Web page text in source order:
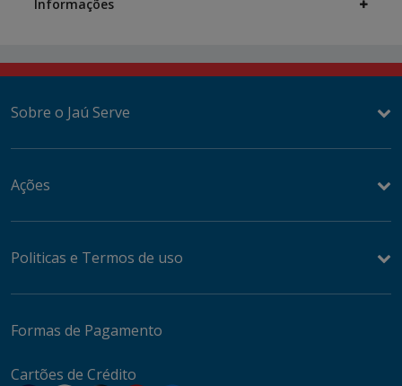
Informações
Sobre o Jaú Serve
Ações
Politicas e Termos de uso
Formas de Pagamento
Cartões de Crédito